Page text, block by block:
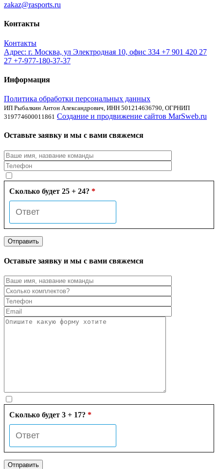
zakaz@rasports.ru
Контакты
Контакты
Адрес: г. Москва, ул Электродная 10, офис 334 +7 901 420 27
27 +7-977-180-37-37
Информация
Политика обработки персональных данных
ИП Рыбалкин Антон Александрович, ИНН 501214636790, ОГРНИП
319774600011861 Создание и продвижение сайтов MarSweb.ru
Оставьте заявку и мы с вами свяжемся
Сколько будет 25 + 24? *
Оставьте заявку и мы с вами свяжемся
Сколько будет 3 + 17? *